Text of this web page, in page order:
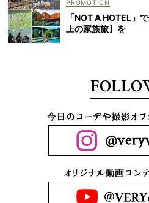
「NOT A HOTEL」
上の家族旅】を